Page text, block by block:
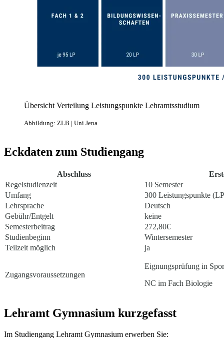
Übersicht Verteilung Leistungspunkte Lehramtsstudium
Abbildung: ZLB | Uni Jena
Eckdaten zum Studiengang
Abschluss
Regelstudienzeit
10 Semester
Umfang
300 Leistungspunkte
Lehrsprache
Deutsch
Gebühr/Entgelt
keine
Semesterbeitrag
272,80€
Studienbeginn
Wintersemester
Teilzeit möglich
ja
Zugangsvoraussetzungen
Eignungsprüfung in
NC im Fach Biologie
Lehramt Gymnasium kurzgefasst
Im Studiengang Lehramt Gymnasium erwerben Sie: